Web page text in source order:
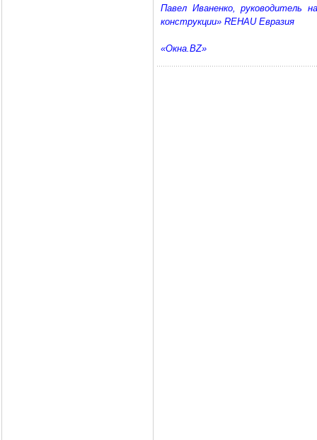
Павел Иваненко, руководитель
конструкции» REHAU Евразия
«Окна.BZ»